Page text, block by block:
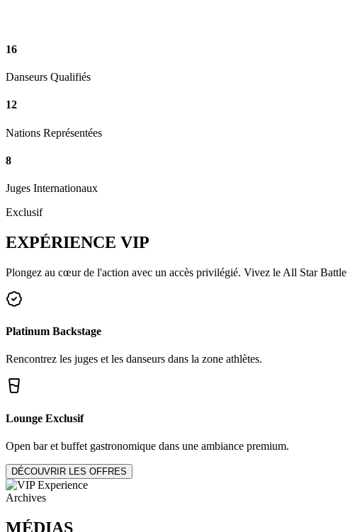
16
Danseurs Qualifiés
12
Nations Représentées
8
Juges Internationaux
Exclusif
EXPÉRIENCE VIP
Plongez au cœur de l'action avec un accès privilégié. Vivez le All Star Battle
Platinum Backstage
Rencontrez les juges et les danseurs dans la zone athlètes.
Lounge Exclusif
Open bar et buffet gastronomique dans une ambiance premium.
DÉCOUVRIR LES OFFRES
Archives
MÉDIAS